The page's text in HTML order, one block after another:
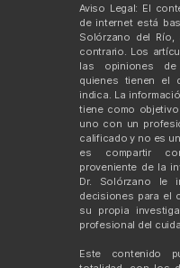
Aviso Legal: El
de internet está
Solórzano del
contrario. Los
las opiniones de
quienes tienen el
indica. La
tiene como
uno con un
calificado y no es
es compartir
proveniente de la
Dr. Solórzano le
decisiones para el
su propia
profesional del
Este contenido